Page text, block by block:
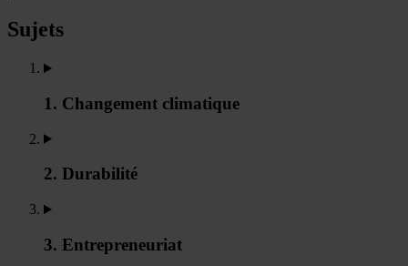
Sujets
1. Changement climatique
2. Durabilité
3. Entrepreneuriat